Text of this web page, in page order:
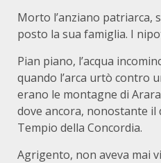
Morto l’anziano patriarca,
posto la sua famiglia. I
Pian piano, l’acqua
quando l’arca urtò contro
erano le montagne di
dove ancora, nonostante il
Tempio della Concordia.
Agrigento, non aveva mai